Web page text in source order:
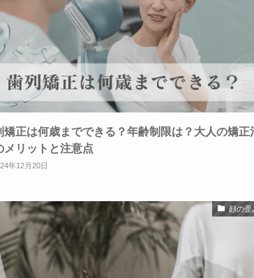
矯正は何歳までできる？年齢制限は？大人の矯正
メリットと注意点
年12月20日
顔の歪